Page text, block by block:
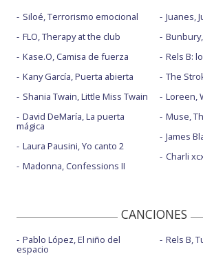
Siloé, Terrorismo emocional
FLO, Therapy at the club
Kase.O, Camisa de fuerza
Kany García, Puerta abierta
Shania Twain, Little Miss Twain
David DeMaría, La puerta
mágica
Laura Pausini, Yo canto 2
Madonna, Confessions II
Juanes,
Rels B:
The
Loreen,
Muse,
James
Charli
CANCIONES
Pablo López, El niño del
espacio
Rels B,